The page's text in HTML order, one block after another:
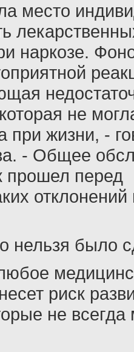
место
наркозе.
не
при жизни, -
- Общее
прошел перед
отклонений
нельзя было
риск
не